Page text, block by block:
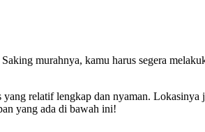
murahnya, kamu harus segera
relatif lengkap dan nyaman. Lokasinya
yang ada di bawah ini!